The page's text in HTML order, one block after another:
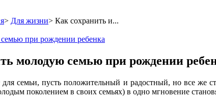
> Для жизни> Как сохранить и...
молодую семью при рождении
для семьи, пусть положительный и радостный, но все
поколением в своих семьях) в одно мгновение